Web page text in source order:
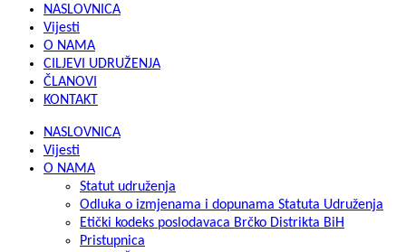
NASLOVNICA
Vijesti
O NAMA
CILJEVI UDRUŽENJA
ČLANOVI
KONTAKT
NASLOVNICA
Vijesti
O NAMA
Statut udruženja
Odluka o izmjenama i dopunama Statuta Udruženja
Etički kodeks poslodavaca Brčko Distrikta BiH
Pristupnica